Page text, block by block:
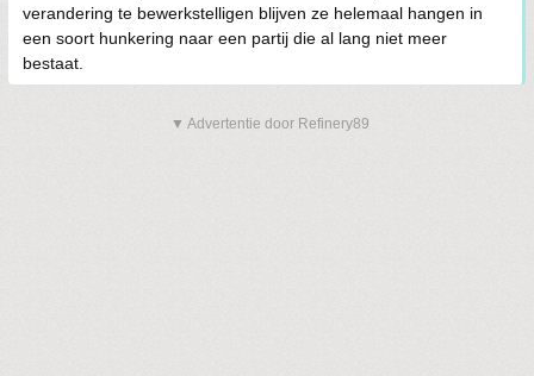
verandering te bewerkstelligen blijven ze helemaal hangen in
een soort hunkering naar een partij die al lang niet meer
bestaat.
▼ Advertentie door Refinery89